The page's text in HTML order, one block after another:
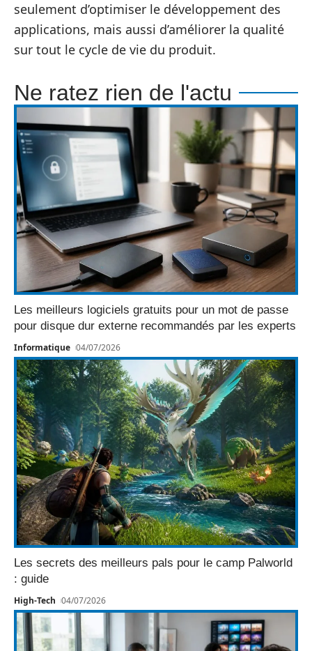
seulement d’optimiser le développement des
applications, mais aussi d’améliorer la qualité
sur tout le cycle de vie du produit.
Ne ratez rien de l'actu
Les meilleurs logiciels gratuits pour un mot de passe
pour disque dur externe recommandés par les experts
Informatique 04/07/2026
Les secrets des meilleurs pals pour le camp Palworld
: guide
High-Tech 04/07/2026